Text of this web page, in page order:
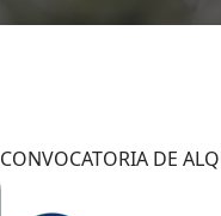
CONVOCATORIA DE